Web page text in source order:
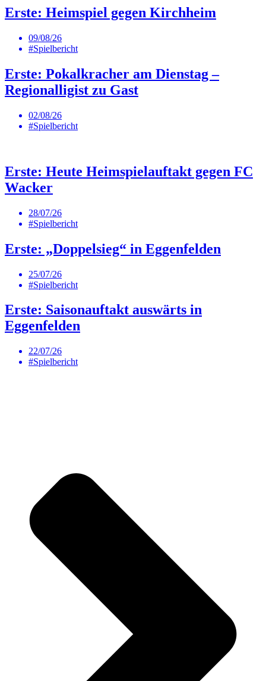
Erste: Heimspiel gegen Kirchheim
09/08/26
#Spielbericht
Erste: Pokalkracher am Dienstag –
Regionalligist zu Gast
02/08/26
#Spielbericht
Erste: Heute Heimspielauftakt gegen FC
Wacker
28/07/26
#Spielbericht
Erste: „Doppelsieg“ in Eggenfelden
25/07/26
#Spielbericht
Erste: Saisonauftakt auswärts in
Eggenfelden
22/07/26
#Spielbericht